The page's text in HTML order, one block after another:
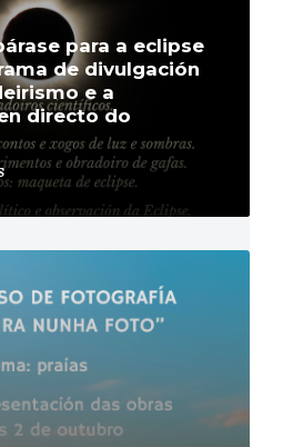
para a eclipse
de divulgación
e a
directo do